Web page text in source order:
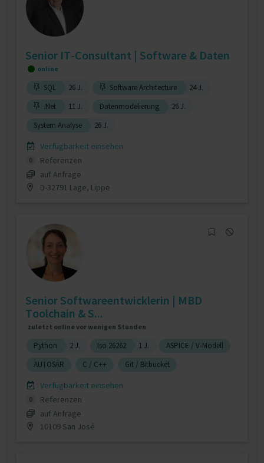
Senior IT-Consultant | Software & Daten
online
SQL 26 J. Software Architecture
24 J.
.Net
11 J. Datenmodelierung
26 J.
System Analyse
26 J.
Verfügbarkeit einsehen
0
Referenzen
auf Anfrage
D-32791 Lage, Lippe
Senior Softwareentwicklerin | MBD
Toolchain & S...
zuletzt online vor wenigen Stunden
Python 2 J. Iso 26262 1 J.
ASPICE / V-Modell
AUTOSAR
C / C++ Git / Bitbucket
Verfügbarkeit einsehen
0
Referenzen
auf Anfrage
10109 San José